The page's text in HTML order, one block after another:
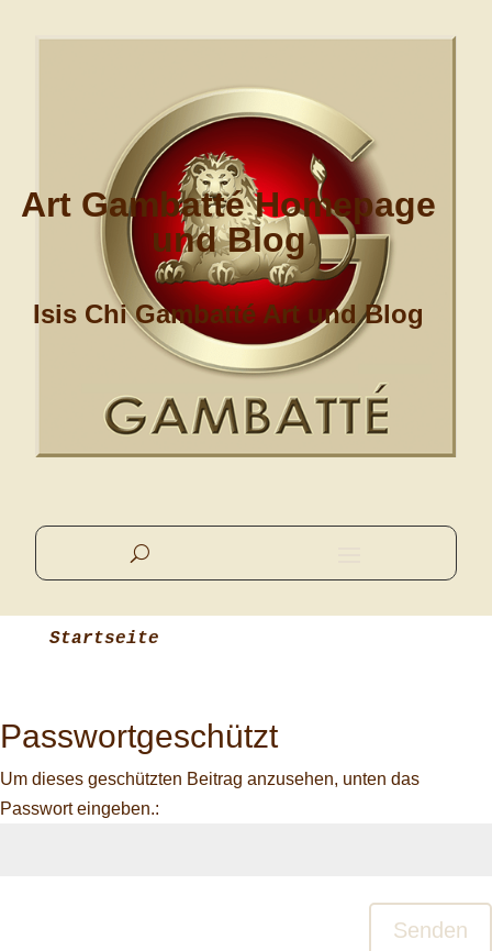
Art Gambatté Homepage
und Blog
Isis Chi Gambatté Art und Blog
Startseite
Passwortgeschützt
Um dieses geschützten Beitrag anzusehen, unten das
Passwort eingeben.:
Senden